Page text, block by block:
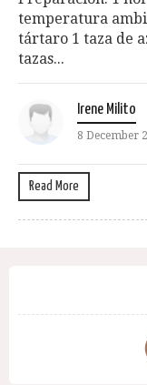
temperatura
tártaro 1 taza de
tazas...
Irene Milito
8 December
Read More